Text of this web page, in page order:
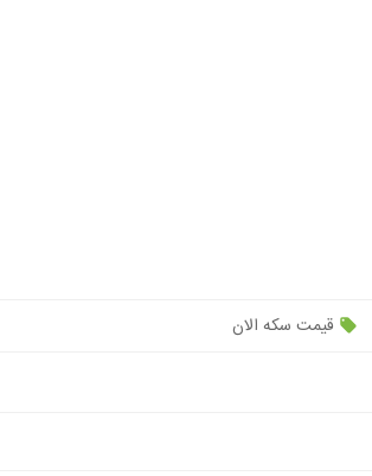
قیمت سکه الان